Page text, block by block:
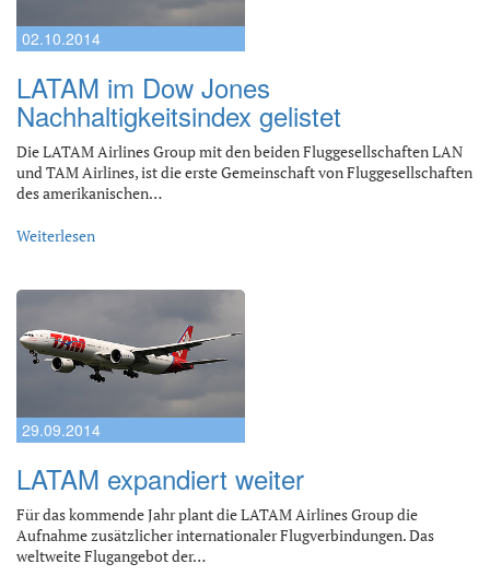
02.10.2014
LATAM im Dow Jones
Nachhaltigkeitsindex gelistet
Die LATAM Airlines Group mit den beiden Fluggesellschaften LAN
und TAM Airlines, ist die erste Gemeinschaft von Fluggesellschaften
des amerikanischen…
Weiterlesen
29.09.2014
LATAM expandiert weiter
Für das kommende Jahr plant die LATAM Airlines Group die
Aufnahme zusätzlicher internationaler Flugverbindungen. Das
weltweite Flugangebot der…